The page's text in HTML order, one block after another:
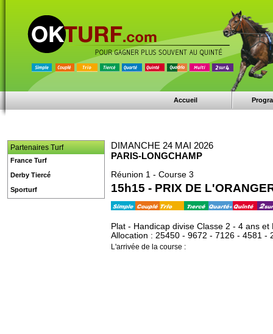
Accueil
DIMANCHE 24 MAI 2026
PARIS-LONGCHAMP
Réunion 1 - Course 3
15h15 - PRIX DE
Plat - Handicap divise Classe 2 - 4 ans
Allocation : 25450 - 9672 - 7126 - 4581 -
L'arrivée de la course :
Partenaires Turf
France Turf
Derby Tiercé
Sporturf